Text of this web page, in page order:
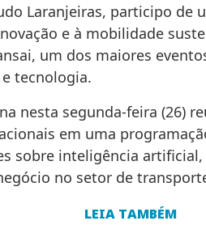
Laranjeiras, participo de
e à mobilidade
um dos maiores
tecnologia.
nesta segunda-feira (26)
em uma
sobre inteligência
no setor de
LEIA TAMBÉM